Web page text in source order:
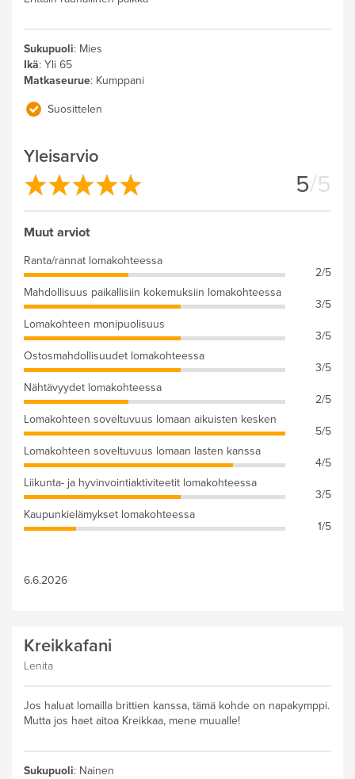
Sukupuoli: Mies
Ikä: Yli 65
Matkaseurue: Kumppani
Suosittelen
Yleisarvio
5/5
Muut arviot
Ranta/rannat lomakohteessa
2/5
Mahdollisuus paikallisiin kokemuksiin lomakohteessa
3/5
Lomakohteen monipuolisuus
3/5
Ostosmahdollisuudet lomakohteessa
3/5
Nähtävyydet lomakohteessa
2/5
Lomakohteen soveltuvuus lomaan aikuisten kesken
5/5
Lomakohteen soveltuvuus lomaan lasten kanssa
4/5
Liikunta- ja hyvinvointiaktiviteetit lomakohteessa
3/5
Kaupunkielämykset lomakohteessa
1/5
6.6.2026
Kreikkafani
Lenita
Jos haluat lomailla brittien kanssa, tämä kohde on napakymppi.
Mutta jos haet aitoa Kreikkaa, mene muualle!
Sukupuoli: Nainen